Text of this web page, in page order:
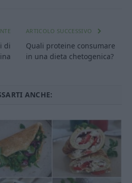
di
ARTICOLO SUCCESSIVO
Quali proteine consumare
in una dieta chetogenica?
ANCHE: